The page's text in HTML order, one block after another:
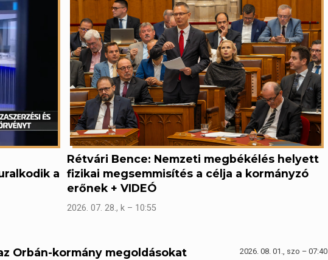
a
Rétvári Bence: Nemzeti megbékélés helyett
fizikai megsemmisítés a célja a kormányzó
erőnek + VIDEÓ
2026. 07. 28., k – 10:55
2026. 08. 01., szo – 07:40
Orbán-kormány megoldásokat